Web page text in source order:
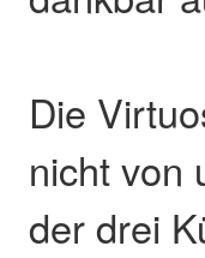
Die
nicht von
der drei